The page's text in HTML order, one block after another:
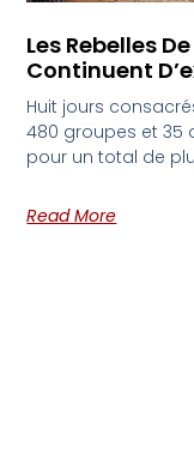
Les Rebelles
Continuent
Huit jours
480 groupes et 35
pour un total de
Read More